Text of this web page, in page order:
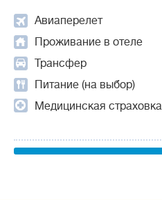
Авиаперелет
Проживание в отеле
Трансфер
Питание (на выбор)
Медицинская страховка